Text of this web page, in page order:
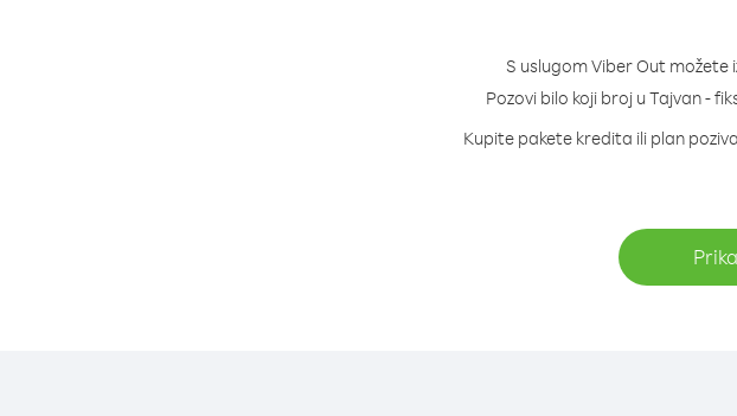
S uslugom Viber Out možete
Pozovi bilo koji broj u Tajvan -
Kupite pakete kredita ili plan